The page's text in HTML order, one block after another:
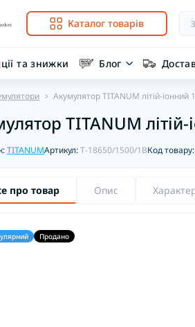
Каталог товарів
та знижки Блог
Акумулятор TITANUM літій-
TITANUM
TITANUMАртикул:T-18650/1500/1BКод
про товар Опис
Продано